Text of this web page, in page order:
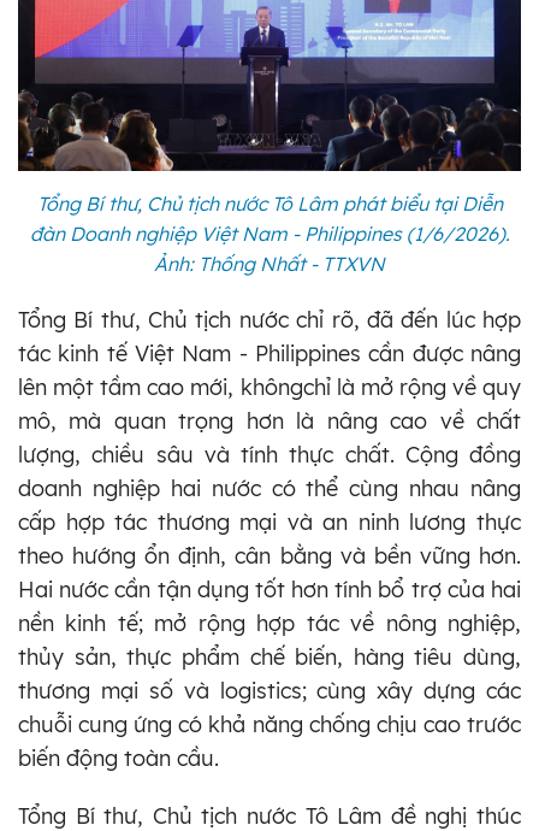
Tổng Bí thư, Chủ tịch nước Tô Lâm phát biểu tại Diễn
đàn Doanh nghiệp Việt Nam - Philippines (1/6/2026).
Ảnh: Thống Nhất - TTXVN
Tổng Bí thư, Chủ tịch nước chỉ rõ, đã đến lúc hợp
tác kinh tế Việt Nam - Philippines cần được nâng
lên một tầm cao mới, khôngchỉ là mở rộng về quy
mô, mà quan trọng hơn là nâng cao về chất
lượng, chiều sâu và tính thực chất. Cộng đồng
doanh nghiệp hai nước có thể cùng nhau nâng
cấp hợp tác thương mại và an ninh lương thực
theo hướng ổn định, cân bằng và bền vững hơn.
Hai nước cần tận dụng tốt hơn tính bổ trợ của hai
nền kinh tế; mở rộng hợp tác về nông nghiệp,
thủy sản, thực phẩm chế biến, hàng tiêu dùng,
thương mại số và logistics; cùng xây dựng các
chuỗi cung ứng có khả năng chống chịu cao trước
biến động toàn cầu.
Tổng Bí thư, Chủ tịch nước Tô Lâm đề nghị thúc